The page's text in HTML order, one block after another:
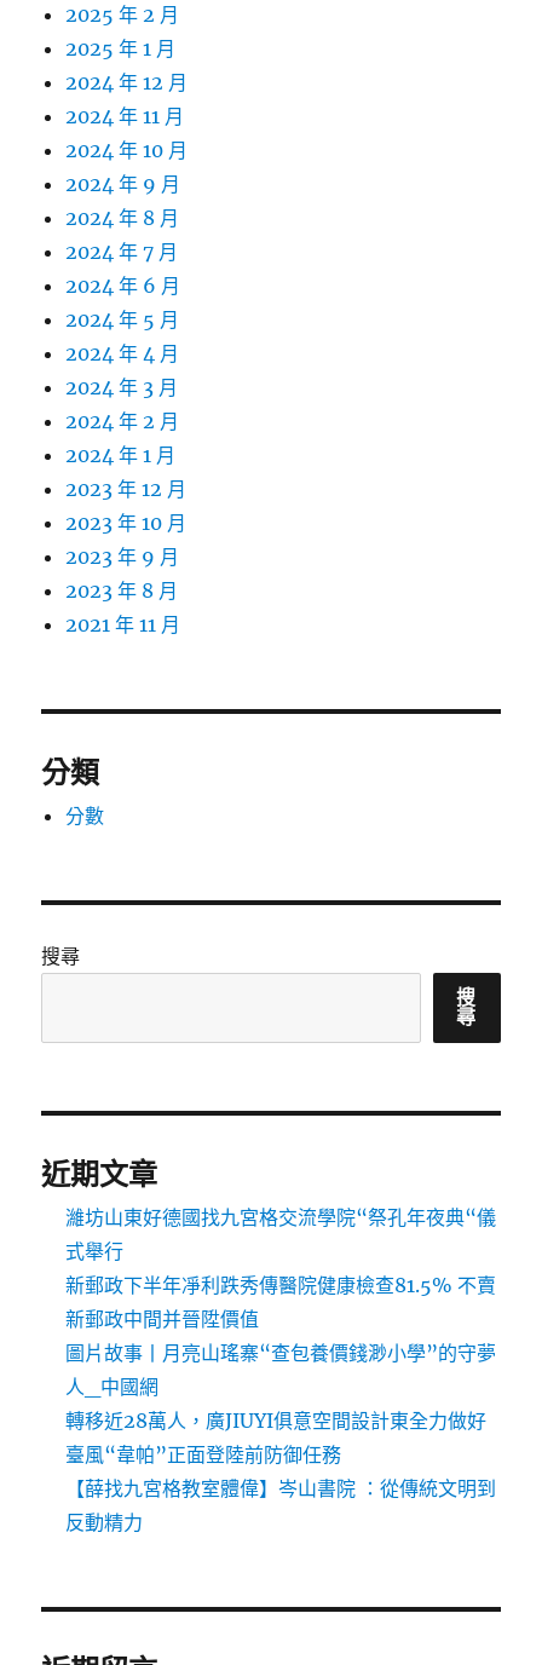
2025 年 2 月
2025 年 1 月
2024 年 12 月
2024 年 11 月
2024 年 10 月
2024 年 9 月
2024 年 8 月
2024 年 7 月
2024 年 6 月
2024 年 5 月
2024 年 4 月
2024 年 3 月
2024 年 2 月
2024 年 1 月
2023 年 12 月
2023 年 10 月
2023 年 9 月
2023 年 8 月
2021 年 11 月
分類
分數
搜尋
搜
尋
近期文章
濰坊山東好德國找九宮格交流學院“祭孔年夜典“儀
式舉行
新郵政下半年凈利跌秀傳醫院健康檢查81.5% 不賣
新郵政中間并晉陞價值
圖片故事丨月亮山瑤寨“查包養價錢渺小學”的守夢
人_中國網
轉移近28萬人，廣JIUYI俱意空間設計東全力做好
臺風“韋帕”正面登陸前防御任務
【薛找九宮格教室體偉】岑山書院 ：從傳統文明到
反動精力